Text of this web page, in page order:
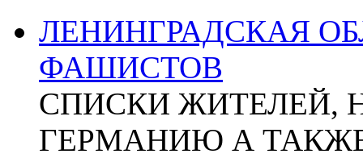
ЛЕНИНГРАДСКАЯ
ФАШИСТОВ
СПИСКИ ЖИТЕЛЕЙ,
ГЕРМАНИЮ А